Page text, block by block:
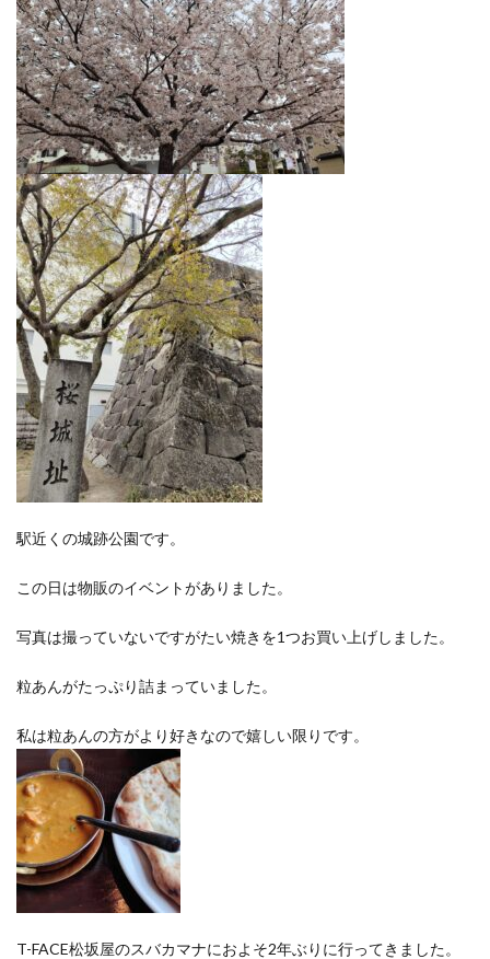
駅近くの城跡公園です。
この日は物販のイベントがありました。
写真は撮っていないですがたい焼きを1つお買い上げしました。
粒あんがたっぷり詰まっていました。
私は粒あんの方がより好きなので嬉しい限りです。
T-FACE松坂屋のスバカマナにおよそ2年ぶりに行ってきました。
落花生
謎解き 買い替え 資産形成
軽自動車
農作業 通信制限 配当
閉店
飲食店 鬼まんじゅう
鳥よけネット
鶏肉
検索